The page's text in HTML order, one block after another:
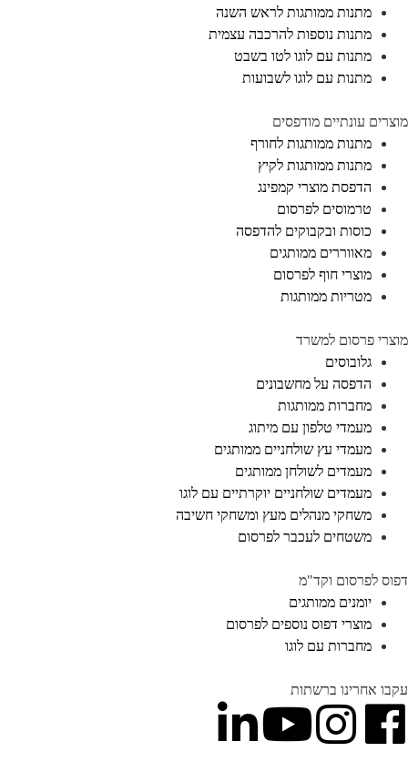
מתנות ממותגות לראש השנה
מתנות נוספות להרכבה עצמית
מתנות עם לוגו לטו בשבט
מתנות עם לוגו לשבועות
מוצרים עונתיים מודפסים
מתנות ממותגות לחורף
מתנות ממותגות לקיץ
הדפסת מוצרי קמפינג
טרמוסים לפרסום
כוסות ובקבוקים להדפסה
מאווררים ממותגים
מוצרי חוף לפרסום
מטריות ממותגות
מוצרי פרסום למשרד
גלובוסים
הדפסה על מחשבונים
מחברות ממותגות
מעמדי טלפון עם מיתוג
מעמדי עץ שולחניים ממותגים
מעמדים לשולחן ממותגים
מעמדים שולחניים יוקרתיים עם לוגו
משחקי מנהלים מעץ ומשחקי חשיבה
משטחים לעכבר לפרסום
דפוס לפרסום וקד"מ
יומנים ממותגים
מוצרי דפוס נוספים לפרסום
מחברות עם לוגו
עקבו אחרינו ברשתות